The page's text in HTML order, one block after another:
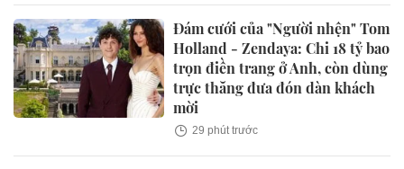
Đám cưới của "Người nhện" Tom
Holland - Zendaya: Chi 18 tỷ bao
trọn điền trang ở Anh, còn dùng
trực thăng đưa đón dàn khách
mời
29 phút trước